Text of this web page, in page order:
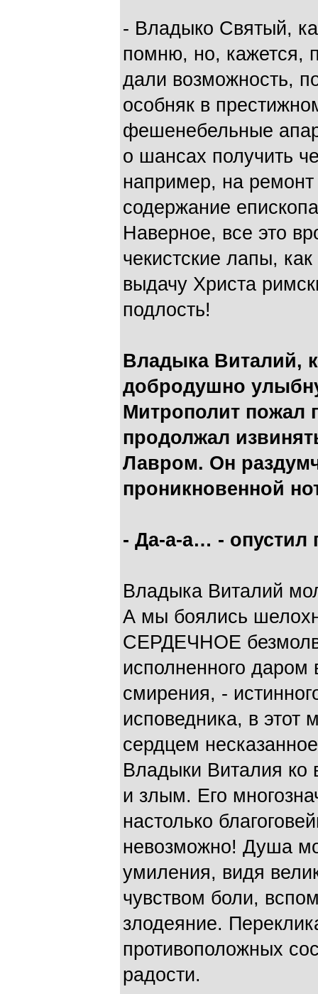
- Владыко Святый,
помню, но, кажется,
дали возможность,
особняк в
фешенебельные
о шансах получить
например, на
содержание
Наверное, все это
чекистские лапы,
выдачу Христа
подлость!
Владыка Виталий,
добродушно
Митрополит пожал
продолжал
Лавром. Он
проникновенной
- Да-а-а… - опустил
Владыка Виталий
А мы боялись
СЕРДЕЧНОЕ
исполненного даром
смирения, -
исповедника, в этот
сердцем
Владыки Виталия
и злым. Его
настолько
невозможно! Душа
умиления, видя
чувством боли,
злодеяние.
противоположных
радости.